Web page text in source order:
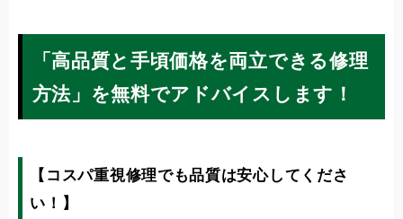
「高品質と手頃価格を両立できる修理
方法」を無料でアドバイスします！
【コスパ重視修理でも品質は安心してくださ
い！】